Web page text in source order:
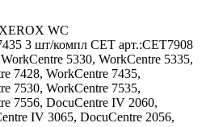
WC
3 шт/компл CET арт.:CET7908
5330, WorkCentre 5335,
7428, WorkCentre 7435,
7530, WorkCentre 7535,
7556, DocuCentre IV 2060,
IV 3065, DocuCentre 2056,